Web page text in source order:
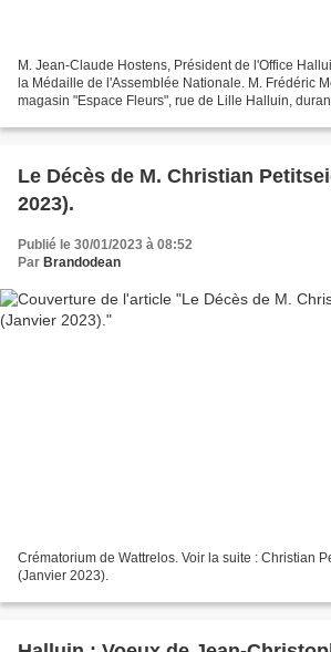
M. Jean-Claude Hostens, Président de l'Office
la Médaille de l'Assemblée Nationale. M. Frédéric
magasin "Espace Fleurs", rue de Lille Halluin,
Le Décès de M. Christian
2023).
Publié le 30/01/2023 à 08:52
Par Brandodean
Crématorium de Wattrelos. Voir la suite : Christian
(Janvier 2023).